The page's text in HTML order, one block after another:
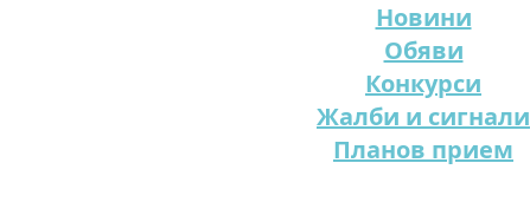
Новини
Обяви
Конкурси
Жалби и сигнали
Планов прием